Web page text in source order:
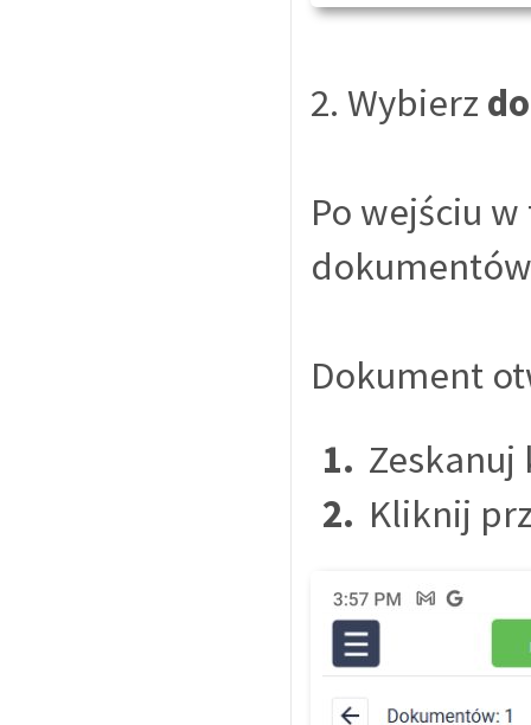
2. Wybierz
Po wejściu
Dokument
Kliknij